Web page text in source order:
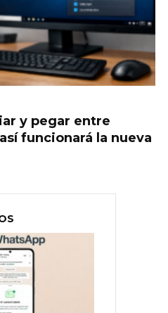
y pegar entre
funcionará la nueva